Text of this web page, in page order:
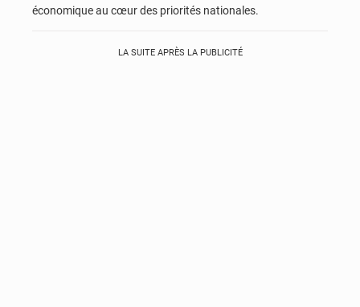
économique au cœur des priorités nationales.
LA SUITE APRÈS LA PUBLICITÉ